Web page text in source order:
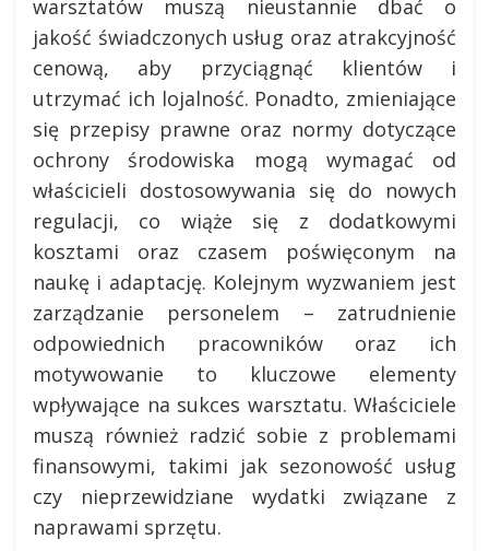
warsztatów muszą nieustannie dbać o
jakość świadczonych usług oraz atrakcyjność
cenową, aby przyciągnąć klientów i
utrzymać ich lojalność. Ponadto, zmieniające
się przepisy prawne oraz normy dotyczące
ochrony środowiska mogą wymagać od
właścicieli dostosowywania się do nowych
regulacji, co wiąże się z dodatkowymi
kosztami oraz czasem poświęconym na
naukę i adaptację. Kolejnym wyzwaniem jest
zarządzanie personelem – zatrudnienie
odpowiednich pracowników oraz ich
motywowanie to kluczowe elementy
wpływające na sukces warsztatu. Właściciele
muszą również radzić sobie z problemami
finansowymi, takimi jak sezonowość usług
czy nieprzewidziane wydatki związane z
naprawami sprzętu.